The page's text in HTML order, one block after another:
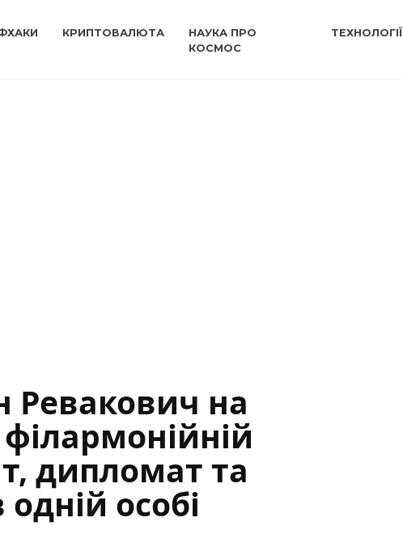
КРИПТОВАЛЮТА
НАУКА ПРО
КОСМОС
ТЕХНОЛОГІЇ
Ревакович на
дипломат та
особі